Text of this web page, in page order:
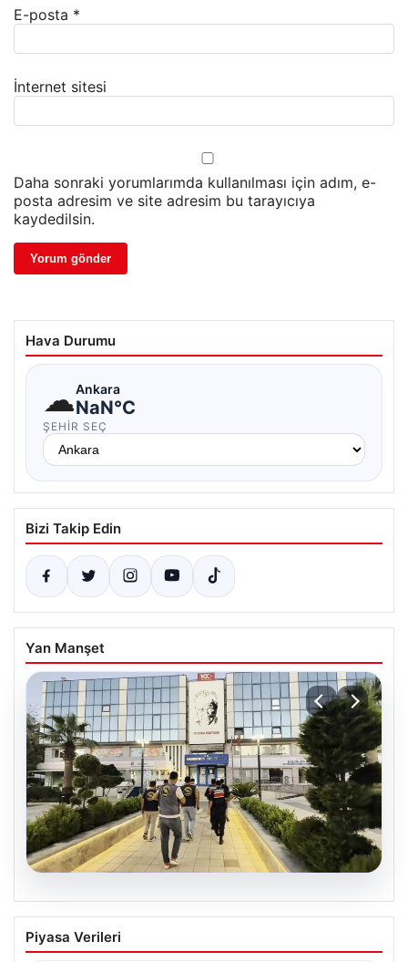
E-posta *
İnternet sitesi
Daha sonraki yorumlarımda kullanılması için adım, e-
posta adresim ve site adresim bu tarayıcıya
kaydedilsin.
Hava Durumu
☁Ankara
NaN°C
ŞEHIR SEÇ
Bizi Takip Edin
Yan Manşet
Menderes Belediyesi Hakkında
Soruşturmada Firari Başkan Yardımcısı
Piyasa Verileri